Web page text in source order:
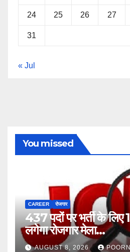
24 25 26 27
31
« Jul
You missed
CAREER रोजगार
437 पदों पर भर्ती के
लगेगा रोजगार मेला…
AUGUST 8, 2026